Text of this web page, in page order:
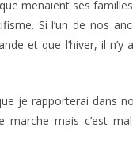
menaient ses
Si l’un de nos
et que l’hiver, il n’y
je rapporterai dans
marche mais c’est